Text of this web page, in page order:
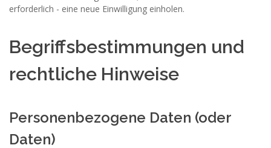
erforderlich - eine neue Einwilligung einholen.
Begriffsbestimmungen und
rechtliche Hinweise
Personenbezogene Daten (oder
Daten)